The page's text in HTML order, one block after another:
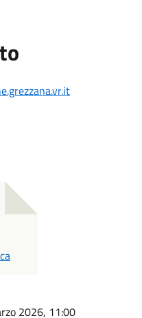
2026, 11:00